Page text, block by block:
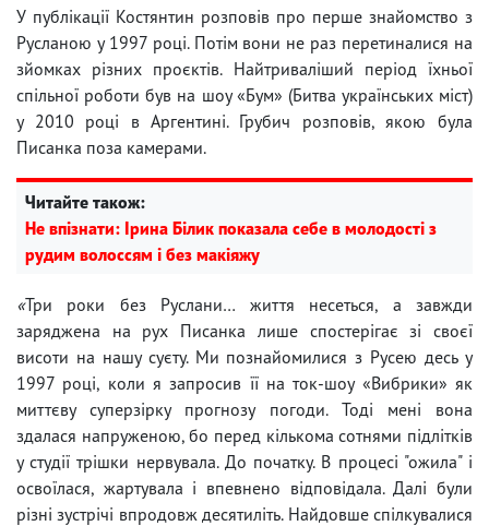
У публікації Костянтин розповів про перше знайомство з
Русланою у 1997 році. Потім вони не раз перетиналися на
зйомках різних проєктів. Найтриваліший період їхньої
спільної роботи був на шоу «Бум» (Битва українських міст)
у 2010 році в Аргентині. Грубич розповів, якою була
Писанка поза камерами.
Читайте також:
Не впізнати: Ірина Білик показала себе в молодості з
рудим волоссям і без макіяжу
«Три роки без Руслани… життя несеться, а завжди
заряджена на рух Писанка лише спостерігає зі своєї
висоти на нашу суєту. Ми познайомилися з Русею десь у
1997 році, коли я запросив її на ток-шоу «Вибрики» як
миттєву суперзірку прогнозу погоди. Тоді мені вона
здалася напруженою, бо перед кількома сотнями підлітків
у студії трішки нервувала. До початку. В процесі "ожила" і
освоїлася, жартувала і впевнено відповідала. Далі були
різні зустрічі впродовж десятиліть. Найдовше спілкувалися